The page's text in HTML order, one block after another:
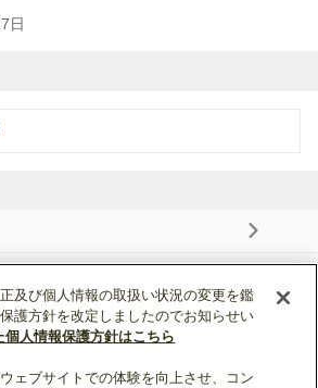
日
ページトップへ戻る
及び個人情報の取扱い状況の変更を鑑
護方針を改定しましたのでお知らせい
個人情報保護方針はこちら
ェブサイトでの体験を向上させ、コン